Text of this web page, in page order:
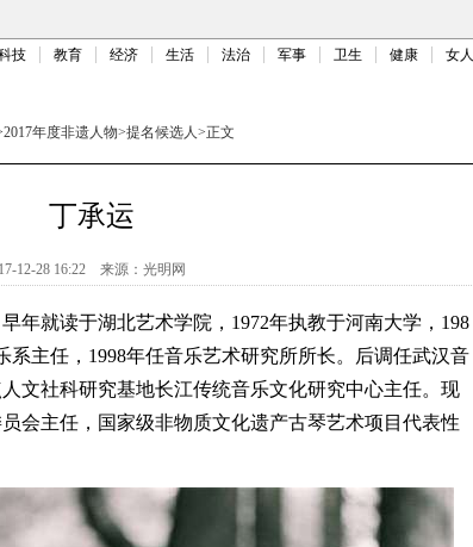
技 教育 经济 生活 法治 军事 卫生 健康 女人
2017年度非遗人物>提名候选人>正文
丁承运
12-28 16:22 来源： 光明网
就读于湖北艺术学院，1972年执教于河南大学，198
系主任，1998年任音乐艺术研究所所长。后调任武汉音
文社科研究基地长江传统音乐文化研究中心主任。现
会主任，国家级非物质文化遗产古琴艺术项目代表性